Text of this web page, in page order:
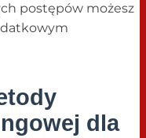
postępów możesz
dla